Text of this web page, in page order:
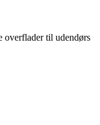
overflader til udendørs